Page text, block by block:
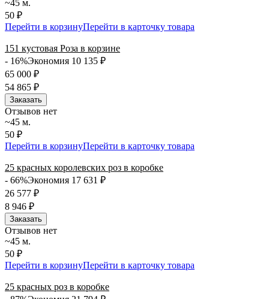
~45 м.
50 ₽
Перейти в корзинуПерейти в карточку товара
151 кустовая Роза в корзине
- 16%Экономия 10 135 ₽
65 000 ₽
54 865 ₽
Заказать
Отзывов нет
~45 м.
50 ₽
Перейти в корзинуПерейти в карточку товара
25 красных королевских роз в коробке
- 66%Экономия 17 631 ₽
26 577 ₽
8 946 ₽
Заказать
Отзывов нет
~45 м.
50 ₽
Перейти в корзинуПерейти в карточку товара
25 красных роз в коробке